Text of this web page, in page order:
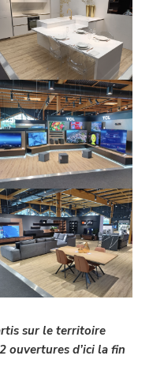
sur le territoire
ouvertures d’ici la fin